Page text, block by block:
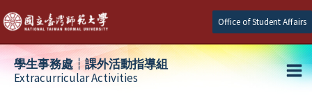
Skip
to
content
Office of Student Affairs
學生事務處┆課外活動指導組
Extracurricular Activities